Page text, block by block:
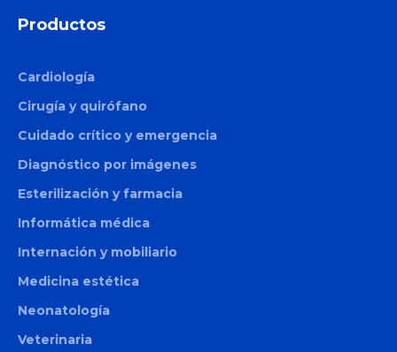
Productos
Cardiología
Cirugía y quirófano
Cuidado crítico y emergencia
Diagnóstico por imágenes
Esterilización y farmacia
Informática médica
Internación y mobiliario
Medicina estética
Neonatología
Veterinaria